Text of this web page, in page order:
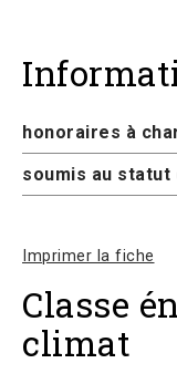
honoraires à
soumis au
Imprimer la fiche
Classe
climat